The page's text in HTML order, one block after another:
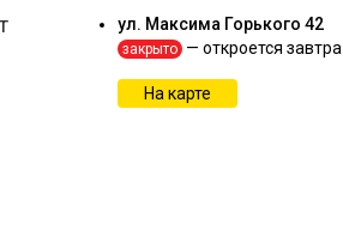
ул. Максима Горького 42
закрыто — откроется завтра
На карте